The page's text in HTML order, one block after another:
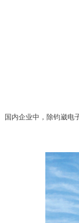
国内企业中，除钧崴电